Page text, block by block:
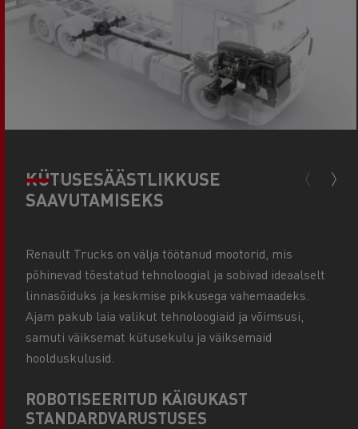
KÜTUSESÄÄSTLIKKUSE
SAAVUTAMISEKS
Renault Trucks on välja töötanud mootorid, mis
põhinevad tõestatud tehnoloogial ja sobivad ideaalselt
linnasõiduks ja keskmise pikkusega vahemaadeks.
Ajam pakub laia valikut tehnoloogiaid ja võimsusi,
samuti väiksemat kütusekulu ja väiksemaid
hoolduskulusid.
ROBOTISEERITUD KÄIGUKAST
STANDARDVARUSTUSES